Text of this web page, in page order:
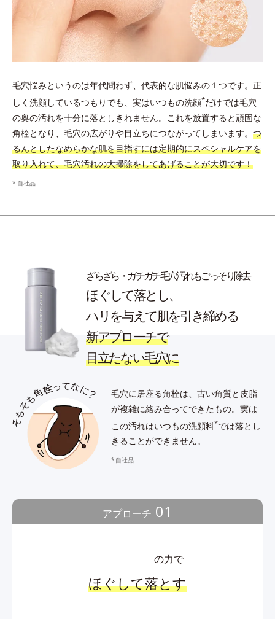
毛穴悩みというのは年代問わず、代表的な肌悩みの１つです。正
しく洗顔しているつもりでも、実はいつもの洗顔*だけでは毛穴
の奥の汚れを十分に落としきれません。これを放置すると頑固な
角栓となり、毛穴の広がりや目立ちにつながってしまいます。 つ
るんとしたなめらかな肌を目指すには定期的にスペシャルケアを
取り入れて、毛穴汚れの大掃除をしてあげることが大切です！
自社品
ざらざら・ガチガチ毛穴汚れもごっそり除去
ほぐして落とし、
ハリを与えて肌を引き締める
新アプローチで
目立たない毛穴に
毛穴に居座る角栓は、古い角質と皮脂
が複雑に絡み合ってできたもの。 実は
この汚れはいつもの洗顔料*では落とし
きることができません。
自社品
アプローチ 01
の力で
ほぐして落とす